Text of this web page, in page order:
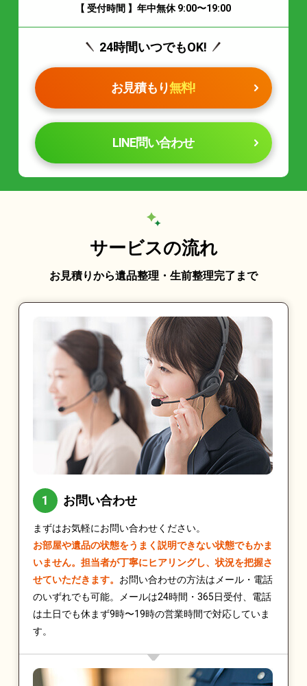
【 受付時間 】年中無休 9:00〜19:00
24時間いつでもOK!
お見積もり無料!
LINE問い合わせ
サービスの流れ
お見積りから遺品整理・生前整理完了まで
お問い合わせ
まずはお気軽にお問い合わせください。
お部屋や遺品の状態をうまく説明できない状態でもかま
いません。担当者が丁寧にヒアリングし、状況を把握さ
せていただきます。 お問い合わせの方法はメール・電話
のいずれでも可能。メールは24時間・365日受付、電話
は土日でも休まず9時〜19時の営業時間で対応していま
す。